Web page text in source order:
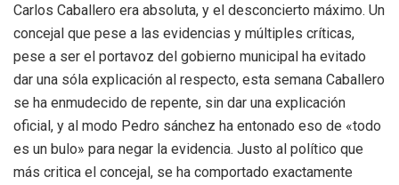
Carlos Caballero era absoluta, y el desconcierto máximo. Un
concejal que pese a las evidencias y múltiples críticas,
pese a ser el portavoz del gobierno municipal ha evitado
dar una sóla explicación al respecto, esta semana Caballero
se ha enmudecido de repente, sin dar una explicación
oficial, y al modo Pedro sánchez ha entonado eso de «todo
es un bulo» para negar la evidencia. Justo al político que
más critica el concejal, se ha comportado exactamente